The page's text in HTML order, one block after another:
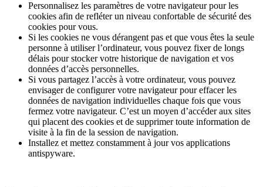
Personnalisez les paramètres de votre navigateur pour les
cookies afin de refléter un niveau confortable de sécurité des
cookies pour vous.
Si les cookies ne vous dérangent pas et que vous êtes la seule
personne à utiliser l’ordinateur, vous pouvez fixer de longs
délais pour stocker votre historique de navigation et vos
données d’accès personnelles.
Si vous partagez l’accès à votre ordinateur, vous pouvez
envisager de configurer votre navigateur pour effacer les
données de navigation individuelles chaque fois que vous
fermez votre navigateur. C’est un moyen d’accéder aux sites
qui placent des cookies et de supprimer toute information de
visite à la fin de la session de navigation.
Installez et mettez constamment à jour vos applications
antispyware.